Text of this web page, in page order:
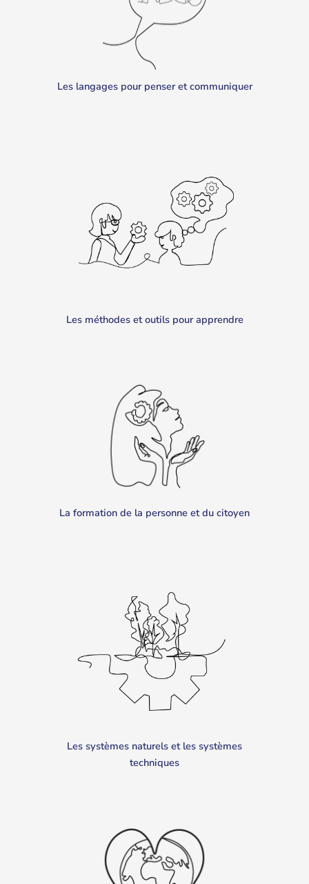
Les langages pour penser et communiquer
Les méthodes et outils pour apprendre
La formation de la personne et du citoyen
Les systèmes naturels et les systèmes
techniques